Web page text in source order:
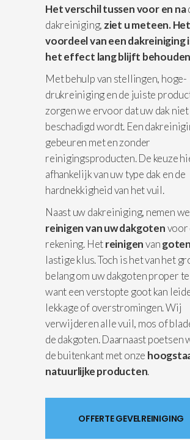
Het verschiltussen voor en na
dakreiniging, ziet u meteen. Het
voordeel van een dakreiniging
het effect lang blijft
Met behulp van stellingen, hoge-
drukreiniging en de juiste
zorgen we ervoor dat uw dak niet
beschadigd wordt. Een
gebeuren met en zonder
reinigingsproducten. De keuze
afhankelijk van uw type dak en de
hardnekkigheid van het vuil.
Naast uw dakreiniging, nemen
reinigen van uw dakgotenvoor
rekening. Hetreinigenvangoten
lastige klus. Toch is het van het
belang om uw dakgoten proper
want een verstopte goot kan
lekkage of overstromingen. Wij
verwijderen alle vuil, mos of
de dakgoten. Daarnaast poetsen
de buitenkant met onze
natuurlijke producten.
OFFERTE GEVELREINIGING